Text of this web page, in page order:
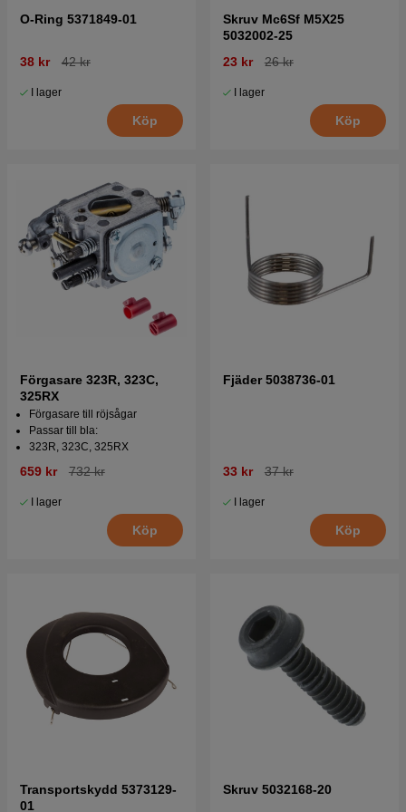
O-Ring 5371849-01
38 kr 42 kr
I lager
Köp
Skruv Mc6Sf M5X25
5032002-25
23 kr
26 kr
I lager
Köp
Förgasare 323R, 323C,
325RX
Förgasare till röjsågar
Passar till bla:
323R, 323C, 325RX
659 kr 732 kr
I lager
Köp
Fjäder 5038736-01
33 kr 37 kr
I lager
Köp
Transportskydd 5373129-
01
Skruv 5032168-20